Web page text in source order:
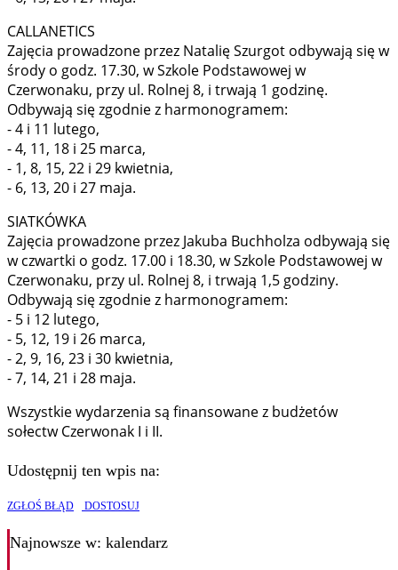
CALLANETICS
Zajęcia prowadzone przez Natalię Szurgot odbywają się w
środy o godz. 17.30, w Szkole Podstawowej w
Czerwonaku, przy ul. Rolnej 8, i trwają 1 godzinę.
Odbywają się zgodnie z harmonogramem:
- 4 i 11 lutego,
- 4, 11, 18 i 25 marca,
- 1, 8, 15, 22 i 29 kwietnia,
- 6, 13, 20 i 27 maja.
SIATKÓWKA
Zajęcia prowadzone przez Jakuba Buchholza odbywają się
w czwartki o godz. 17.00 i 18.30, w Szkole Podstawowej w
Czerwonaku, przy ul. Rolnej 8, i trwają 1,5 godziny.
Odbywają się zgodnie z harmonogramem:
- 5 i 12 lutego,
- 5, 12, 19 i 26 marca,
- 2, 9, 16, 23 i 30 kwietnia,
- 7, 14, 21 i 28 maja.
Wszystkie wydarzenia są finansowane z budżetów
sołectw Czerwonak I i II.
Udostępnij ten wpis na:
ZGŁOŚ BŁĄD DOSTOSUJ
Najnowsze w: kalendarz